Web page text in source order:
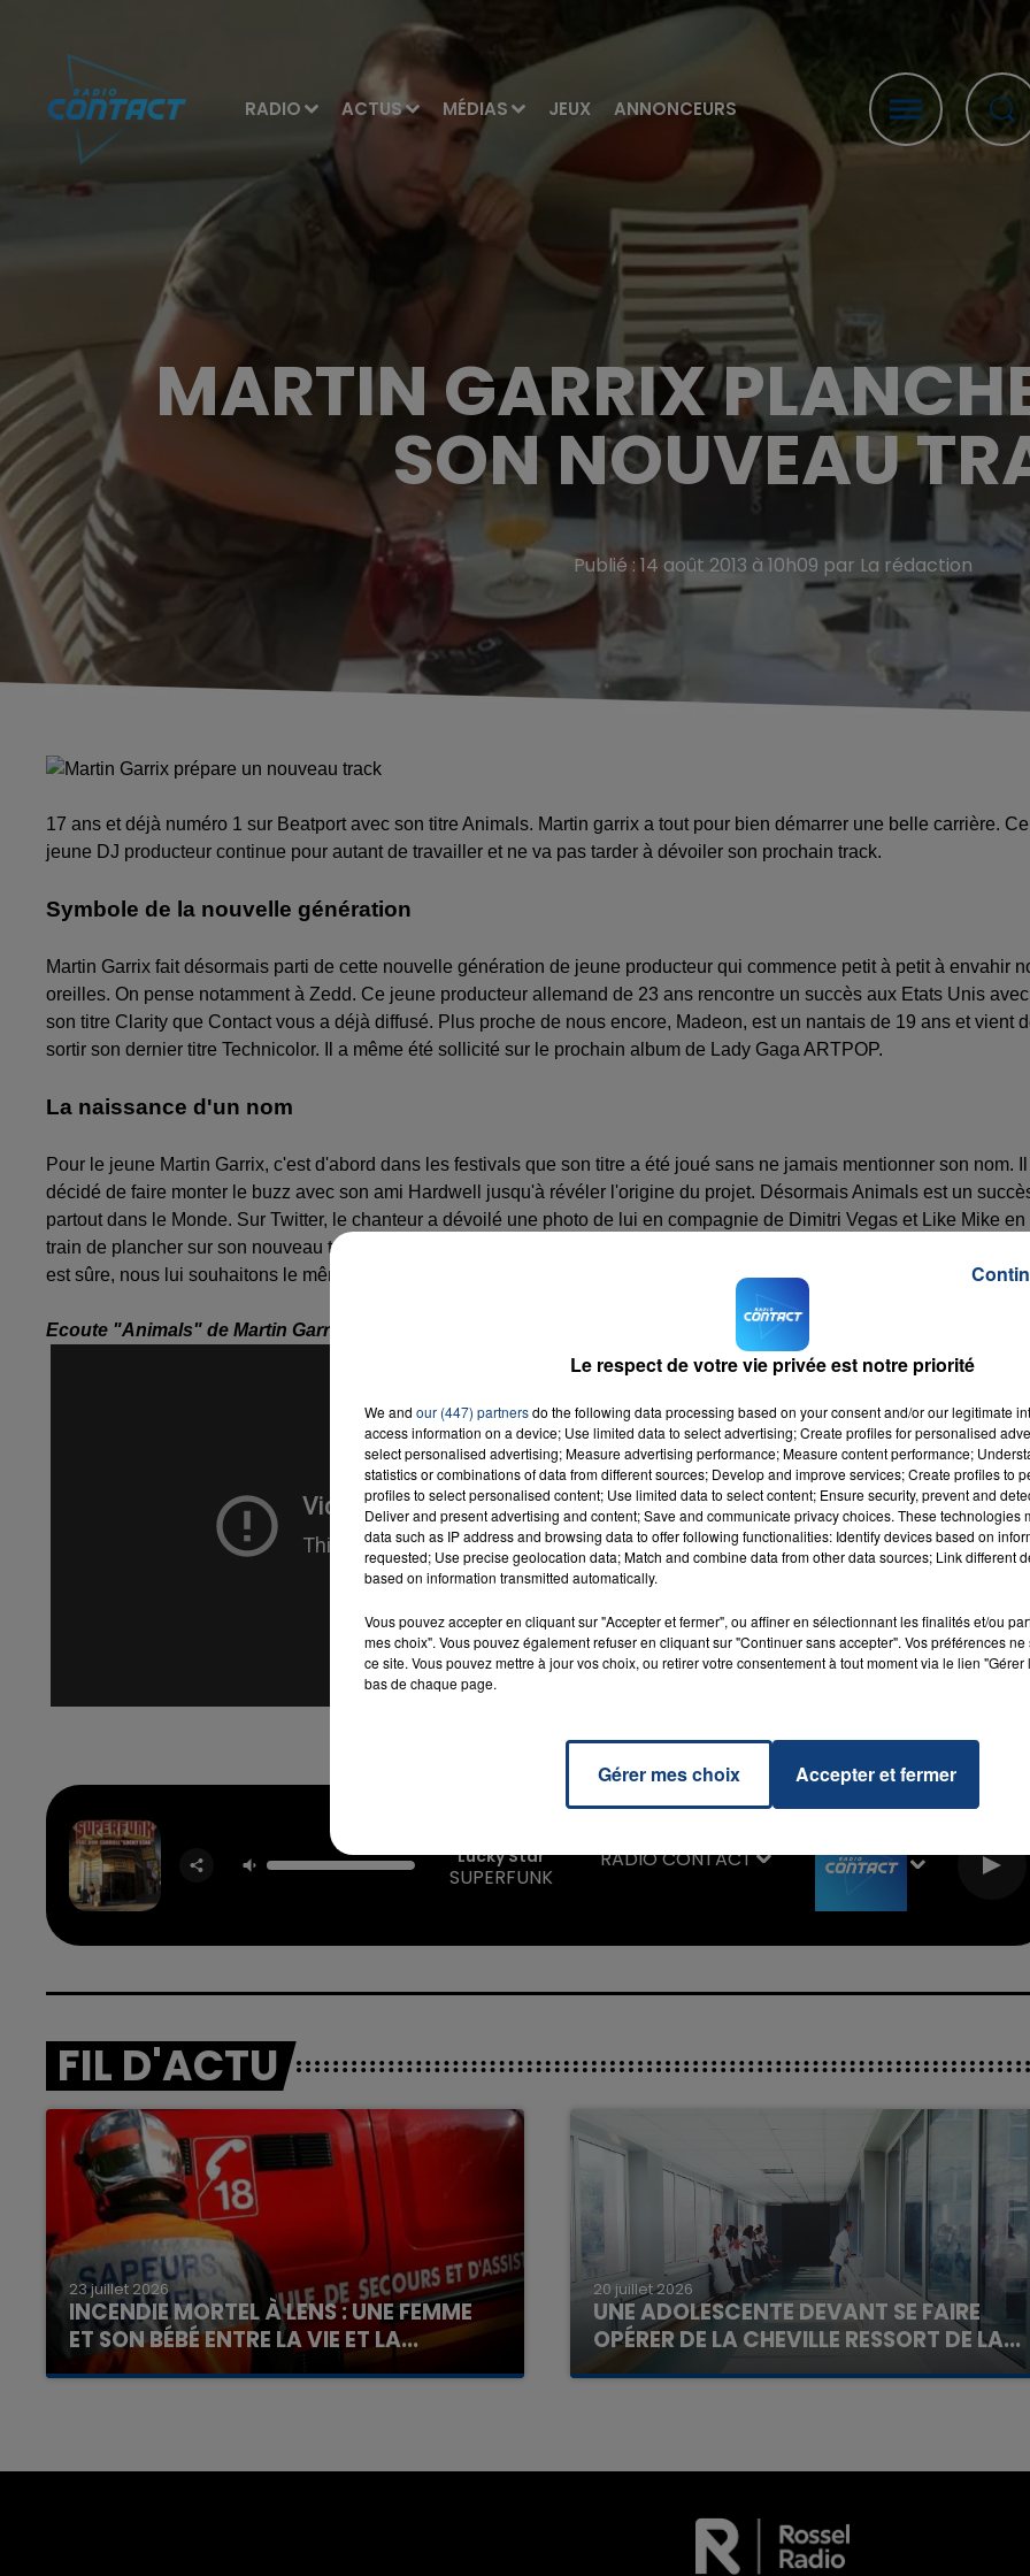
RADIO ACTUS MÉDIAS JEUX ANNONCEURS
MARTIN GARRIX
SON NOUVEAU
Publié : 14 août 2013 à 10h09 par La rédaction
17 ans et déjà numéro 1 sur Beatport avec son titre Animals. Martin garrix a tout pour bien démarrer une belle carrière. Ce
jeune DJ producteur continue pour autant de travailler et ne va pas tarder à dévoiler son prochain track.
Symbole de la nouvelle génération
Martin Garrix fait désormais parti de cette nouvelle génération de jeune producteur qui commence petit à petit à envahir
oreilles. On pense notamment à Zedd. Ce jeune producteur allemand de 23 ans rencontre un succès aux Etats Unis avec
son titre Clarity que Contact vous a déjà diffusé. Plus proche de nous encore, Madeon, est un nantais de 19 ans et vient
sortir son dernier titre Technicolor. Il a même été sollicité sur le prochain album de Lady Gaga ARTPOP.
La naissance d'un nom
Pour le jeune Martin Garrix, c'est d'abord dans les festivals que son titre a été joué sans ne jamais mentionner son nom. Il
décidé de faire monter le buzz avec son ami Hardwell jusqu'à révéler l'origine du projet. Désormais Animals est un
partout dans le Monde. Sur Twitter, le chanteur a dévoilé une photo de lui en compagnie de Dimitri Vegas et Like Mike en
train de plancher sur son nouveau track. Pour le moment, pas de date de sortie officielle n'a été annoncé mais une chose
est sûre, nous lui souhaitons le même succès que pour ce premier titre.
Ecoute "Animals" de Martin Garrix
Lucky Star
SUPERFUNK
RADIO CONTACT
FIL D'ACTU
23 juillet 2026
INCENDIE MORTEL À LENS : UNE FEMME
ET SON BÉBÉ ENTRE LA VIE ET LA...
Un homme s'est immolé par le feu après avoir
20 juillet 2026
UNE ADOLESCENTE DEVANT SE FAIRE
OPÉRER DE LA CHEVILLE RESSORT DE LA...
La famille a porté plainte contre la clinique qui a
Le respect de votre vie privée est notre priorité
We and our (447) partnersdo the following data processing based on your consent and/or our legitimate
access information on a device; Use limited data to select advertising; Create profiles for personalised
select personalised advertising; Measure advertising performance; Measure content performance;
statistics or combinations of data from different sources; Develop and improve services; Create profiles to
profiles to select personalised content; Use limited data to select content; Ensure security, prevent and
Deliver and present advertising and content; Save and communicate privacy choices. These technologies
data such as IP address and browsing data to offer following functionalities: Identify devices based on
requested; Use precise geolocation data; Match and combine data from other data sources; Link different
based on information transmitted automatically.
Vous pouvez accepter en cliquant sur "Accepter et fermer", ou affiner en sélectionnant les finalités et/ou
mes choix". Vous pouvez également refuser en cliquant sur "Continuer sans accepter". Vos préférences
ce site. Vous pouvez mettre à jour vos choix, ou retirer votre consentement à tout moment via le lien
bas de chaque page.
Gérer mes choix Accepter et fermer